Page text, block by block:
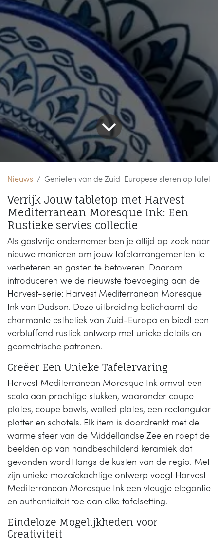
Nieuws Genieten van de Zuid-Europese sferen op tafel
Verrijk Jouw tabletop met Harvest
Mediterranean Moresque Ink: Een
Rustieke servies collectie
Als gastvrije ondernemer ben je altijd op zoek naar
nieuwe manieren om jouw tafelarrangementen te
verbeteren en gasten te betoveren. Daarom
introduceren we de nieuwste toevoeging aan de
Harvest-serie: Harvest Mediterranean Moresque
Ink van Dudson. Deze uitbreiding belichaamt de
charmante esthetiek van Zuid-Europa en biedt een
verbluffend rustiek ontwerp met unieke details en
geometrische patronen.
Creëer Een Unieke Tafelervaring
Harvest Mediterranean Moresque Ink omvat een
scala aan prachtige stukken, waaronder coupe
plates, coupe bowls, walled plates, een rectangular
platter en schotels. Elk item is doordrenkt met de
warme sfeer van de Middellandse Zee en roept de
beelden op van handbeschilderd keramiek dat
gevonden wordt langs de kusten van de regio. Met
zijn unieke mozaïekachtige ontwerp voegt Harvest
Mediterranean Moresque Ink een vleugje elegantie
en authenticiteit toe aan elke tafelsetting.
Eindeloze Mogelijkheden voor
Creativiteit